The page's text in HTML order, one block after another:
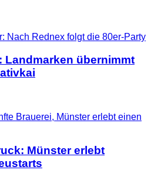
Landmarken übernimmt
Münster erlebt